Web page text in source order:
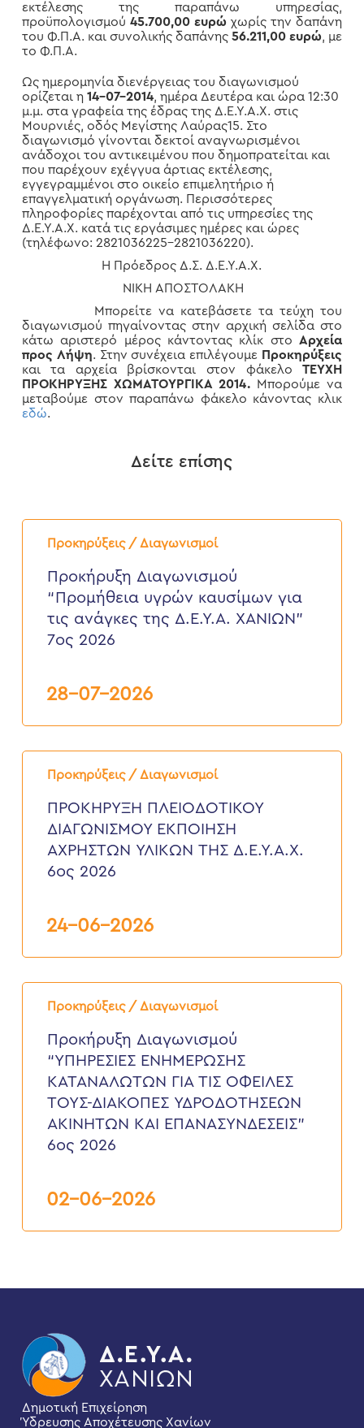
εκτέλεσης της παραπάνω υπηρεσίας,
προϋπολογισμού 45.700,00 ευρώχωρίς την δαπάνη
του Φ.Π.Α. και συνολικής δαπάνης56.211,00 ευρώ, με
το Φ.Π.Α.
Ως ημερομηνία διενέργειας του διαγωνισμού
ορίζεται η 14-07-2014, ημέρα Δευτέρα και ώρα 12:30
μ.μ. στα γραφεία της έδρας της Δ.Ε.Υ.Α.Χ. στις
Μουρνιές, οδός Μεγίστης Λαύρας15. Στο
διαγωνισμό γίνονται δεκτοί αναγνωρισμένοι
ανάδοχοι του αντικειμένου που δημοπρατείται και
που παρέχουν εχέγγυα άρτιας εκτέλεσης,
εγγεγραμμένοι στο οικείο επιμελητήριο ή
επαγγελματική οργάνωση. Περισσότερες
πληροφορίες παρέχονται από τις υπηρεσίες της
Δ.Ε.Υ.Α.Χ. κατά τις εργάσιμες ημέρες και ώρες
(τηλέφωνο: 2821036225-2821036220).
Η Πρόεδρος Δ.Σ. Δ.Ε.Υ.Α.Χ.
ΝΙΚΗ ΑΠΟΣΤΟΛΑΚΗ
Μπορείτε να κατεβάσετε τα τεύχη του
διαγωνισμού πηγαίνοντας στην αρχική σελίδα στο
κάτω αριστερό μέρος κάντοντας κλίκ στοΑρχεία
προς Λήψη. Στην συνέχεια επιλέγουμε Προκηρύξεις
και τα αρχεία βρίσκονται στον φάκελοΤΕΥΧΗ
ΠΡΟΚΗΡΥΞΗΣ ΧΩΜΑΤΟΥΡΓΙΚΑ 2014.
Μπορούμε να
μεταβούμε στον παραπάνω φάκελο κάνοντας κλικ
εδώ.
Δείτε επίσης
Προκηρύξεις / Διαγωνισμοί
Προκήρυξη
Διαγωνισμού
υγρών
καυσίμων
ανάγκες
2026
Προκήρυξη Διαγωνισμού
“Προμήθεια υγρών καυσίμων για
τις ανάγκες της Δ.Ε.Υ.Α. ΧΑΝΙΩΝ”
7ος 2026
28-07-2026
Προκηρύξεις / Διαγωνισμοί
ΠΡΟΚΗΡΥΞΗ
ΠΛΕΙΟΔΟΤΙΚΟΥ
ΕΚΠΟΙΗΣΗ
ΑΧΡΗΣΤΩΝ
ΥΛΙΚΩΝ
Δ.Ε.Υ.Α.Χ.
ΠΡΟΚΗΡΥΞΗ ΠΛΕΙΟΔΟΤΙΚΟΥ
ΔΙΑΓΩΝΙΣΜΟΥ ΕΚΠΟΙΗΣΗ
ΑΧΡΗΣΤΩΝ ΥΛΙΚΩΝ ΤΗΣ Δ.Ε.Υ.Α.Χ.
6ος 2026
24-06-2026
Προκηρύξεις / Διαγωνισμοί
Προκήρυξη
Διαγωνισμού
ΕΝΗΜΕΡΩΣΗΣ
ΚΑΤΑΝΑΛΩΤΩΝ
ΟΦΕΙΛΕΣ
ΤΟΥΣ-
ΔΙΑΚΟΠΕΣ
ΑΚΙΝΗΤΩΝ
2026
Προκήρυξη Διαγωνισμού
“ΥΠΗΡΕΣΙΕΣ ΕΝΗΜΕΡΩΣΗΣ
ΚΑΤΑΝΑΛΩΤΩΝ ΓΙΑ ΤΙΣ ΟΦΕΙΛΕΣ
ΤΟΥΣ-ΔΙΑΚΟΠΕΣ ΥΔΡΟΔΟΤΗΣΕΩΝ
ΑΚΙΝΗΤΩΝ ΚΑΙ ΕΠΑΝΑΣΥΝΔΕΣΕΙΣ”
6ος 2026
02-06-2026
Δημοτική Επιχείρηση
Ύδρευσης Αποχέτευσης Χανίων